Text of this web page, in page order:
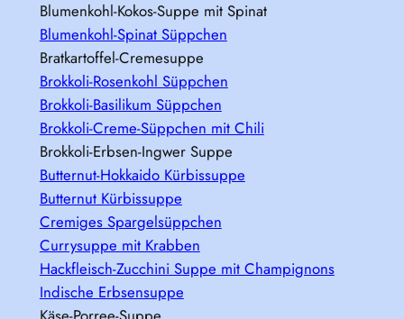
Blumenkohl-Kokos-Suppe mit Spinat
Blumenkohl-Spinat Süppchen
Bratkartoffel-Cremesuppe
Brokkoli-Rosenkohl Süppchen
Brokkoli-Basilikum Süppchen
Brokkoli-Creme-Süppchen mit Chili
Brokkoli-Erbsen-Ingwer Suppe
Butternut-Hokkaido Kürbissuppe
Butternut Kürbissuppe
Cremiges Spargelsüppchen
Currysuppe mit Krabben
Hackfleisch-Zucchini Suppe mit Champignons
Indische Erbsensuppe